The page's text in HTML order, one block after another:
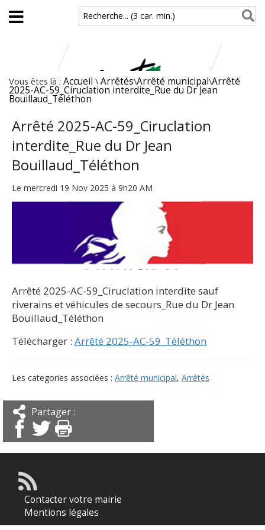
Aller au contenu principal
Recherche... (3 car. min.)
Vous êtes là : Accueil \ Arrêtés\Arrêté municipal\Arrêté
2025-AC-59_Ciruclation interdite_Rue du Dr Jean
Bouillaud_Téléthon
Arrêté 2025-AC-59_Ciruclation
interdite_Rue du Dr Jean
Bouillaud_Téléthon
Le mercredi 19 Nov 2025 à 9h20 AM
Arrêté 2025-AC-59_Ciruclation interdite sauf
riverains et véhicules de secours_Rue du Dr Jean
Bouillaud_Téléthon
Télécharger : Arrêté 2025-AC-59_Téléthon
Les categories associées : Arrêté municipal, Arrêtés
Partager :
Contacter votre mairie
Mentions légales